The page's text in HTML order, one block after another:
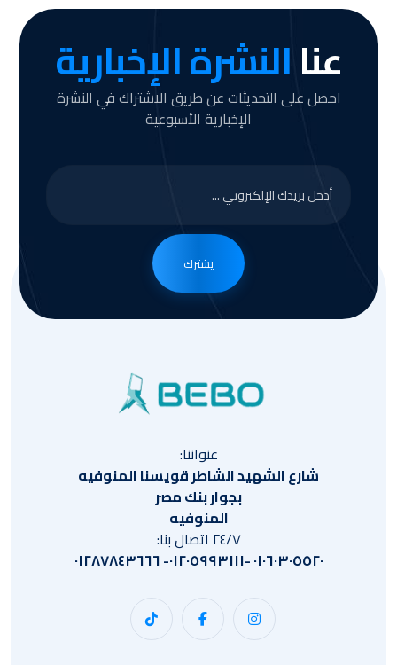
عناالنشرة الإخبارية
احصل على التحديثات عن طريق الاشتراك في النشرة
الإخبارية الأسبوعية
يشترك
عنواننا:
شارع الشهيد الشاطر قويسنا المنوفيه
بجوار بنك مصر
المنوفيه
٢٤/٧ اتصال بنا:
٠١٠٦٠٣٠٥٥٢٠ -٠١٢٠٥٩٩٣١١١- ٠١٢٨٧٨٤٣٦٦٦